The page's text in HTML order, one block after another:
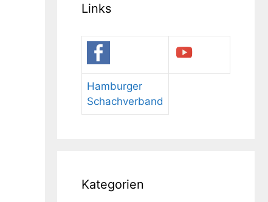
Links
Hamburger
Schachverband
Kategorien